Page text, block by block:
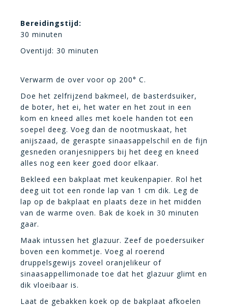
Bereidingstijd:
30 minuten
Oventijd: 30 minuten
Verwarm de over voor op 200° C.
Doe het zelfrijzend bakmeel, de basterdsuiker,
de boter, het ei, het water en het zout in een
kom en kneed alles met koele handen tot een
soepel deeg. Voeg dan de nootmuskaat, het
anijszaad, de geraspte sinaasappelschil en de fijn
gesneden oranjesnippers bij het deeg en kneed
alles nog een keer goed door elkaar.
Bekleed een bakplaat met keukenpapier. Rol het
deeg uit tot een ronde lap van 1 cm dik. Leg de
lap op de bakplaat en plaats deze in het midden
van de warme oven. Bak de koek in 30 minuten
gaar.
Maak intussen het glazuur. Zeef de poedersuiker
boven een kommetje. Voeg al roerend
druppelsgewijs zoveel oranjelikeur of
sinaasappellimonade toe dat het glazuur glimt en
dik vloeibaar is.
Laat de gebakken koek op de bakplaat afkoelen